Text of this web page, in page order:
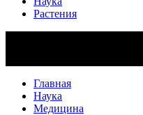
Растения
Главная
Наука
Медицина